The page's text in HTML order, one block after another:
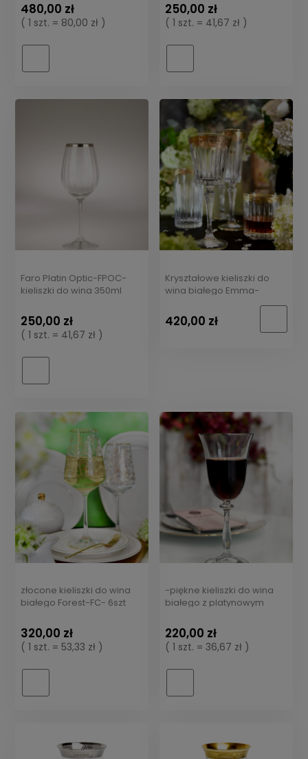
480,00 zł
( 1 szt. = 80,00 zł )
250,00 zł
( 1 szt. = 41,67 zł )
Faro Platin Optic-FPOC-
kieliszki do wina 350ml
250,00 zł
( 1 szt. = 41,67 zł )
Kryształowe kieliszki do
wina białego Emma-
420,00 zł
złocone kieliszki do wina
białego Forest-FC- 6szt
320,00 zł
( 1 szt. = 53,33 zł )
-piękne kieliszki do wina
białego z platynowym
220,00 zł
( 1 szt. = 36,67 zł )